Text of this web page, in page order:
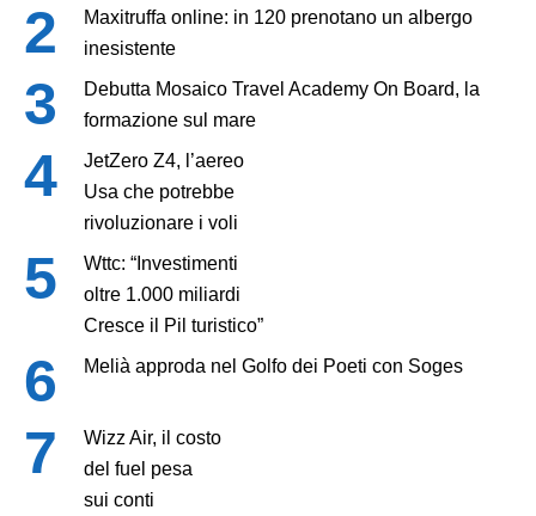
Maxitruffa online: in 120 prenotano un albergo
inesistente
Debutta Mosaico Travel Academy On Board, la
formazione sul mare
JetZero Z4, l’aereo
Usa che potrebbe
rivoluzionare i voli
Wttc: “Investimenti
oltre 1.000 miliardi
Cresce il Pil turistico”
Melià approda nel Golfo dei Poeti con Soges
Wizz Air, il costo
del fuel pesa
sui conti